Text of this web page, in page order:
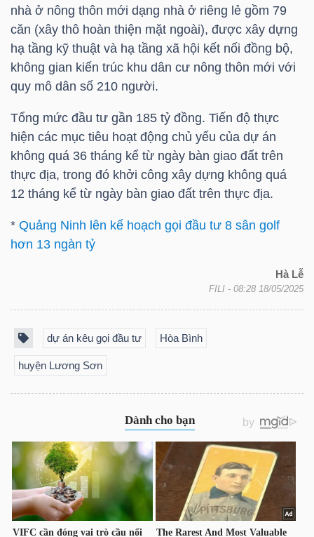
nhà ở nông thôn mới dạng nhà ở riêng lẻ gồm 79
căn (xây thô hoàn thiện mặt ngoài), được xây dựng
hạ tầng kỹ thuật và hạ tầng xã hội kết nối đồng bộ,
không gian kiến trúc khu dân cư nông thôn mới với
quy mô dân số 210 người.
Tổng mức đầu tư gần 185 tỷ đồng. Tiến độ thực
hiện các mục tiêu hoạt động chủ yếu của dự án
không quá 36 tháng kể từ ngày bàn giao đất trên
thực địa, trong đó khởi công xây dựng không quá
12 tháng kể từ ngày bàn giao đất trên thực địa.
* Quảng Ninh lên kế hoạch gọi đầu tư 8 sân golf
hơn 13 ngàn tỷ
Hà Lễ
FILI - 08:28 18/05/2025
dự án kêu gọi đầu tư Hòa Bình
huyện Lương Sơn
VS-
SECTOR
NĂNG
LƯỢNG
NGUYÊN
TIÊU
DÙNG
KHÔNG
THIẾT